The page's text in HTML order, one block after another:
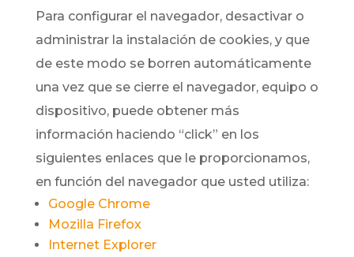
Para configurar el navegador, desactivar o
administrar la instalación de cookies, y que
de este modo se borren automáticamente
una vez que se cierre el navegador, equipo o
dispositivo, puede obtener más
información haciendo “click” en los
siguientes enlaces que le proporcionamos,
en función del navegador que usted utiliza:
Google Chrome
Mozilla Firefox
Internet Explorer